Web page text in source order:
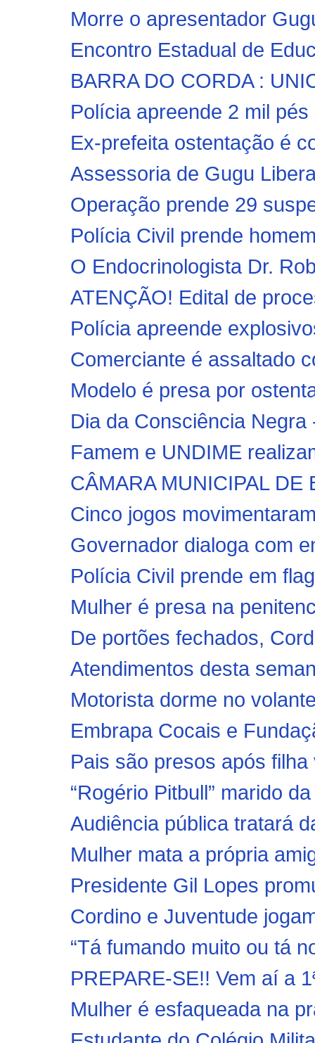
Morre o apresentador
Encontro Estadual de
BARRA DO CORDA :
Polícia apreende 2 mil
Ex-prefeita ostentação é
Assessoria de Gugu
Operação prende 29
Polícia Civil prende
O Endocrinologista Dr.
ATENÇÃO! Edital de
Polícia apreende
Comerciante é assaltado
Modelo é presa por
Dia da Consciência Negra
Famem e UNDIME
CÂMARA MUNICIPAL DE
Cinco jogos
Governador dialoga com
Polícia Civil prende em
Mulher é presa na
De portões fechados,
Atendimentos desta
Motorista dorme no
Embrapa Cocais e
Pais são presos após
“Rogério Pitbull” marido
Audiência pública tratará
Mulher mata a própria
Presidente Gil Lopes
Cordino e Juventude
“Tá fumando muito ou tá
PREPARE-SE!! Vem aí a
Mulher é esfaqueada na